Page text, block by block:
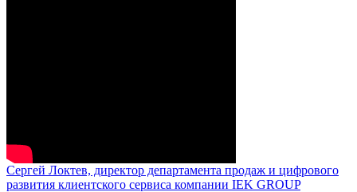
Сергей Локтев, директор департамента продаж и цифрового
развития клиентского сервиса компании IEK GROUP